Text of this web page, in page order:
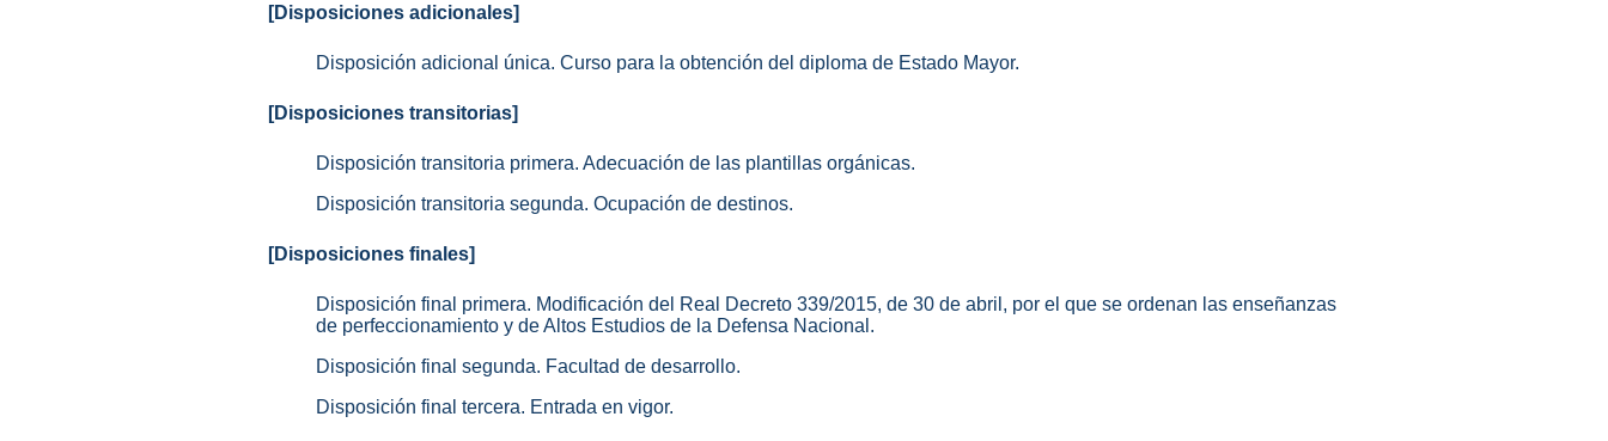
[Disposiciones adicionales]
Disposición adicional única. Curso para la obtención del diploma de Estado Mayor.
[Disposiciones transitorias]
Disposición transitoria primera. Adecuación de las plantillas orgánicas.
Disposición transitoria segunda. Ocupación de destinos.
[Disposiciones finales]
Disposición final primera. Modificación del Real Decreto 339/2015, de 30 de abril, por el que se ordenan las enseñanzas
de perfeccionamiento y de Altos Estudios de la Defensa Nacional.
Disposición final segunda. Facultad de desarrollo.
Disposición final tercera. Entrada en vigor.